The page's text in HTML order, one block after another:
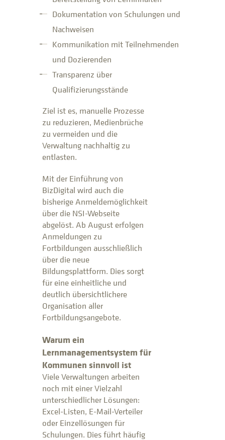
Dokumentation von Schulungen und
Nachweisen
Kommunikation mit Teilnehmenden
und Dozierenden
Transparenz über
Qualifizierungsstände
Ziel ist es, manuelle Prozesse
zu reduzieren, Medienbrüche
zu vermeiden und die
Verwaltung nachhaltig zu
entlasten.
Mit der Einführung von
BizDigital wird auch die
bisherige Anmeldemöglichkeit
über die NSI-Webseite
abgelöst. Ab August erfolgen
Anmeldungen zu
Fortbildungen ausschließlich
über die neue
Bildungsplattform. Dies sorgt
für eine einheitliche und
deutlich übersichtlichere
Organisation aller
Fortbildungsangebote.
Warum ein
Lernmanagementsystem für
Kommunen sinnvoll ist
Viele Verwaltungen arbeiten
noch mit einer Vielzahl
unterschiedlicher Lösungen:
Excel-Listen, E-Mail-Verteiler
oder Einzellösungen für
Schulungen. Dies führt häufig